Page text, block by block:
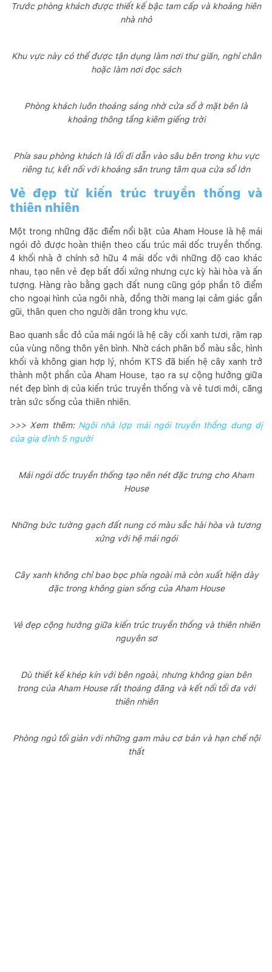
Trước phòng khách được thiết kế bậc tam cấp và khoảng hiên
nhà nhỏ
Khu vực này có thể được tận dụng làm nơi thư giãn, nghỉ chân
hoặc làm nơi đọc sách
Phòng khách luôn thoáng sáng nhờ cửa sổ ở mặt bên là
khoảng thông tầng kiêm giếng trời
Phía sau phòng khách là lối đi dẫn vào sâu bên trong khu vực
riêng tư, kết nối với khoảng sân trung tâm qua cửa sổ lớn
Vẻ đẹp từ kiến trúc truyền thống và
thiên nhiên
Một trong những đặc điểm nổi bật của Aham House là hệ mái
ngói đỏ được hoàn thiện theo cấu trúc mái dốc truyền thống.
4 khối nhà ở chính sở hữu 4 mái dốc với những độ cao khác
nhau, tạo nên vẻ đẹp bất đối xứng nhưng cực kỳ hài hòa và ấn
tượng. Hàng rào bằng gạch đất nung cũng góp phần tô điểm
cho ngoại hình của ngôi nhà, đồng thời mang lại cảm giác gần
gũi, thân quen cho người dân trong khu vực.
Bao quanh sắc đỏ của mái ngói là hệ cây cối xanh tươi, rậm rạp
của vùng nông thôn yên bình. Nhờ cách phân bổ màu sắc, hình
khối và không gian hợp lý, nhóm KTS đã biến hệ cây xanh trở
thành một phần của Aham House, tạo ra sự cộng hưởng giữa
nét đẹp bình dị của kiến trúc truyền thống và vẻ tươi mới, căng
tràn sức sống của thiên nhiên.
>>> Xem thêm: Ngôi nhà lợp mái ngói truyền thống dung dị
của gia đình 5 người
Mái ngói dốc truyền thống tạo nên nét đặc trưng cho Aham
House
Những bức tường gạch đất nung có màu sắc hài hòa và tương
xứng với hệ mái ngói
Cây xanh không chỉ bao bọc phía ngoài mà còn xuất hiện dày
đặc trong không gian sống của Aham House
Vẻ đẹp cộng hưởng giữa kiến trúc truyền thống và thiên nhiên
nguyên sơ
Dù thiết kế khép kín với bên ngoài, nhưng không gian bên
trong của Aham House rất thoáng đãng và kết nối tối đa với
thiên nhiên
Phòng ngủ tối giản với những gam màu cơ bản và hạn chế nội
thất